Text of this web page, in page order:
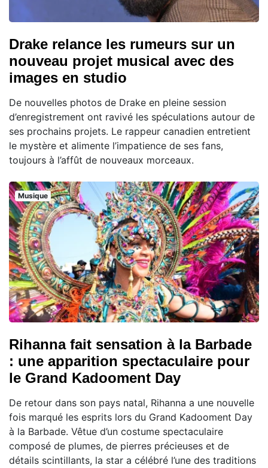
Drake relance les rumeurs sur un
nouveau projet musical avec des
images en studio
De nouvelles photos de Drake en pleine session
d’enregistrement ont ravivé les spéculations autour de
ses prochains projets. Le rappeur canadien entretient
le mystère et alimente l’impatience de ses fans,
toujours à l’affût de nouveaux morceaux.
Musique
Rihanna fait sensation à la Barbade
: une apparition spectaculaire pour
le Grand Kadooment Day
De retour dans son pays natal, Rihanna a une nouvelle
fois marqué les esprits lors du Grand Kadooment Day
à la Barbade. Vêtue d’un costume spectaculaire
composé de plumes, de pierres précieuses et de
détails scintillants, la star a célébré l’une des traditions